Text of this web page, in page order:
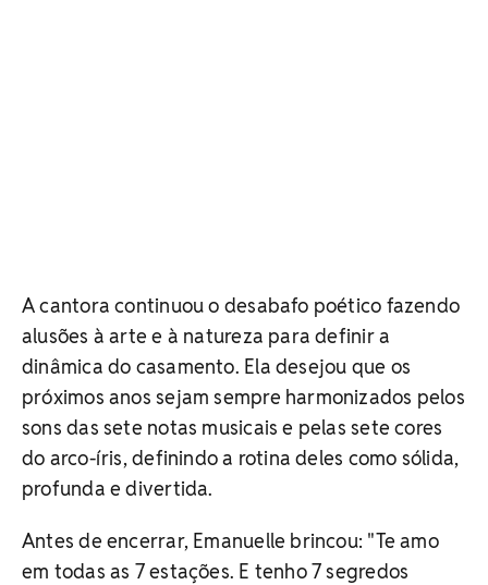
A cantora continuou o desabafo poético fazendo
alusões à arte e à natureza para definir a
dinâmica do casamento. Ela desejou que os
próximos anos sejam sempre harmonizados pelos
sons das sete notas musicais e pelas sete cores
do arco-íris, definindo a rotina deles como sólida,
profunda e divertida.
Antes de encerrar, Emanuelle brincou: "Te amo
em todas as 7 estações. E tenho 7 segredos